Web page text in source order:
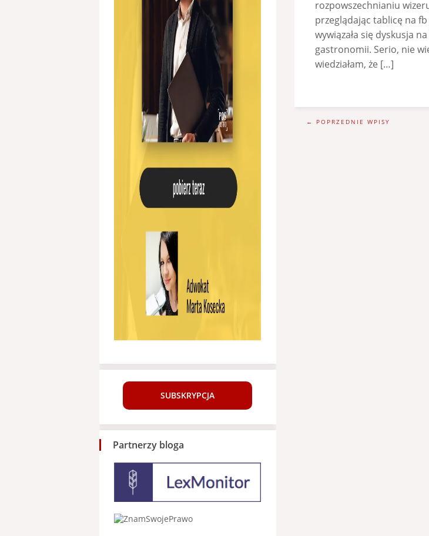
rozpowszechnianiu
przeglądając tablicę na
wywiązała się dyskusja
gastronomii. Serio, nie
wiedziałam, że […]
← POPRZEDNIE WPISY
SUBSKRYPCJA
Partnerzy bloga